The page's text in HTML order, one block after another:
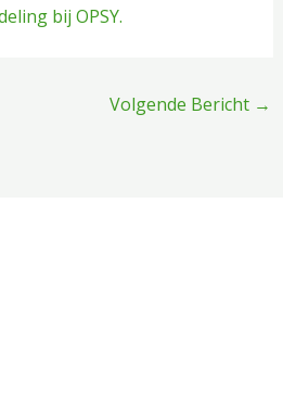
bij OPSY.
Volgende Bericht →